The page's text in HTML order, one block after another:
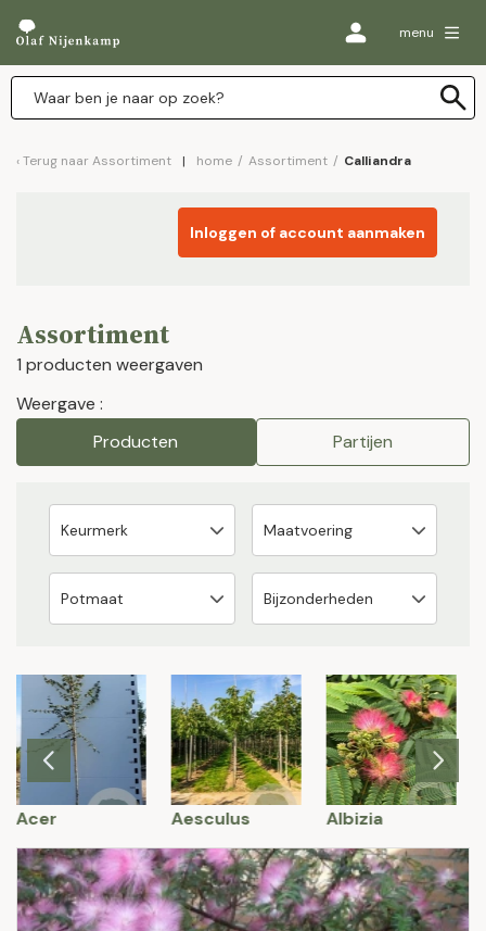
menu
Terug naar Assortiment home / Assortiment / Calliandra
Inloggen of account aanmaken
Assortiment
1 producten weergaven
Weergave :
Producten
Partijen
Acer Aesculus Albizia